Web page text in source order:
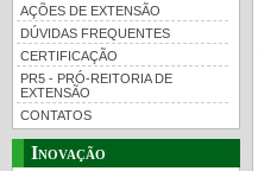
AÇÕES DE EXTENSÃO
DÚVIDAS FREQUENTES
CERTIFICAÇÃO
PR5 - PRÓ-REITORIA DE
EXTENSÃO
CONTATOS
Inovação